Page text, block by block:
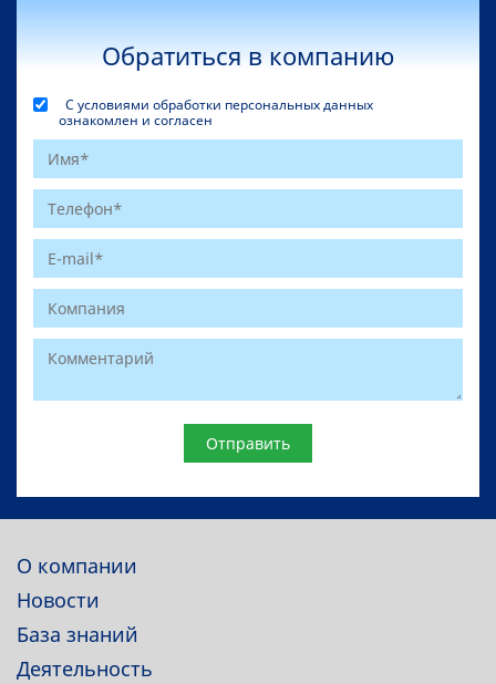
Обратиться в компанию
С условиями обработки персональных данных
ознакомлен и согласен
О компании
Новости
База знаний
Деятельность